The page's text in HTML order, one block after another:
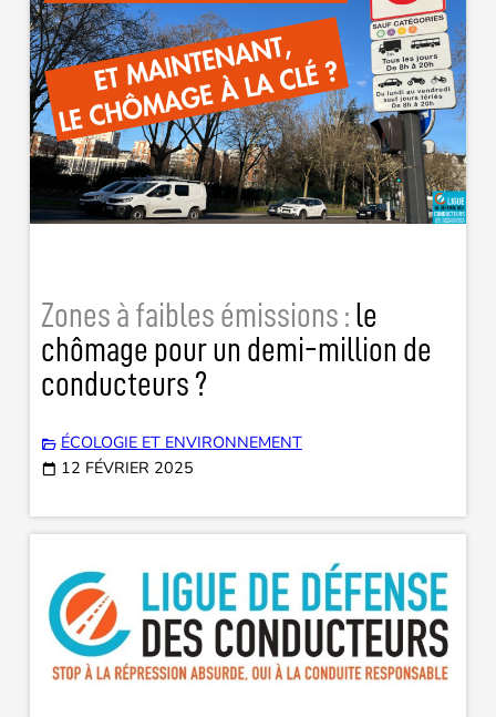
Zones à faibles émissions : le
chômage pour un demi-million de
conducteurs ?
ÉCOLOGIE ET ENVIRONNEMENT
12 FÉVRIER 2025